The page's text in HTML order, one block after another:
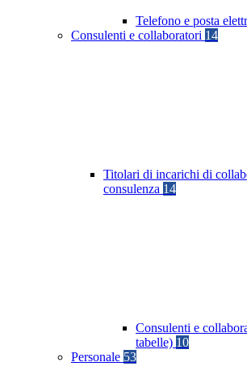
Telefono e posta
Consulenti e collaboratori 14
Titolari di incarichi di
consulenza 14
Consulenti e
tabelle) 10
Personale 53